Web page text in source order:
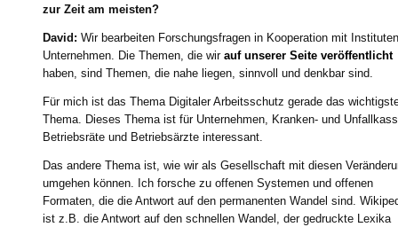
zur Zeit am meisten?
David: Wir bearbeiten Forschungsfragen in Kooperation mit
Unternehmen. Die Themen, die wir auf unserer Seite veröffentlicht
haben, sind Themen, die nahe liegen, sinnvoll und denkbar sind.
Für mich ist das Thema Digitaler Arbeitsschutz gerade das
Thema. Dieses Thema ist für Unternehmen, Kranken- und
Betriebsräte und Betriebsärzte interessant.
Das andere Thema ist, wie wir als Gesellschaft mit diesen
umgehen können. Ich forsche zu offenen Systemen und offenen
Formaten, die die Antwort auf den permanenten Wandel sind.
ist z.B. die Antwort auf den schnellen Wandel, der gedruckte Lexika